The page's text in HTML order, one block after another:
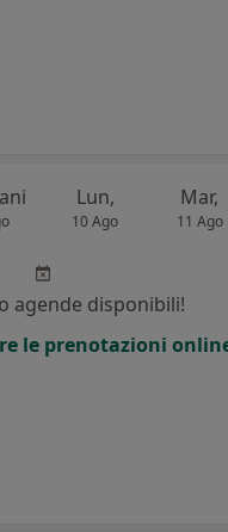
Lun,
10 Ago
Mar,
11 Ago
agende disponibili!
le prenotazioni